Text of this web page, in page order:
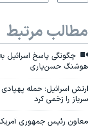
مطالب مرتبط
چگونگی پاسخ اسرائیل
هوشنگ حسن‌یاری
سرباز را زخمی کرد
معاون رئیس جمهوری آمریکا